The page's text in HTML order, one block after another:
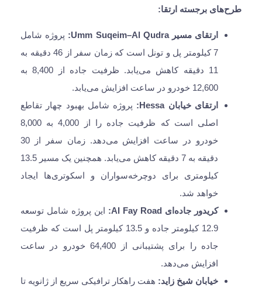
طرح‌های برجسته ارتقا:
ارتقای مسیر Umm Suqeim–Al Qudra:
پروژه شامل
7 کیلومتر پل و تونل است که زمان سفر از 46 دقیقه به
11 دقیقه کاهش می‌یابد. ظرفیت جاده از 8,400 به
12,600 خودرو در ساعت افزایش می‌یابد.
ارتقای خیابان Hessa:
پروژه شامل بهبود چهار تقاطع
اصلی است که ظرفیت جاده را از 4,000 به 8,000
خودرو در ساعت افزایش می‌دهد. زمان سفر از 30
دقیقه به 7 دقیقه کاهش می‌یابد. همچنین یک مسیر 13.5
کیلومتری برای دوچرخه‌سواران و اسکوتری‌ها ایجاد
خواهد شد.
کریدور جاده‌ای Al Fay Road:
این پروژه شامل توسعه
12.9 کیلومتر جاده و 13.5 کیلومتر پل است که ظرفیت
جاده را برای پشتیبانی از 64,400 خودرو در ساعت
افزایش می‌دهد.
خیابان شیخ زاید: هفت راهکار ترافیکی سریع از ژانویه تا